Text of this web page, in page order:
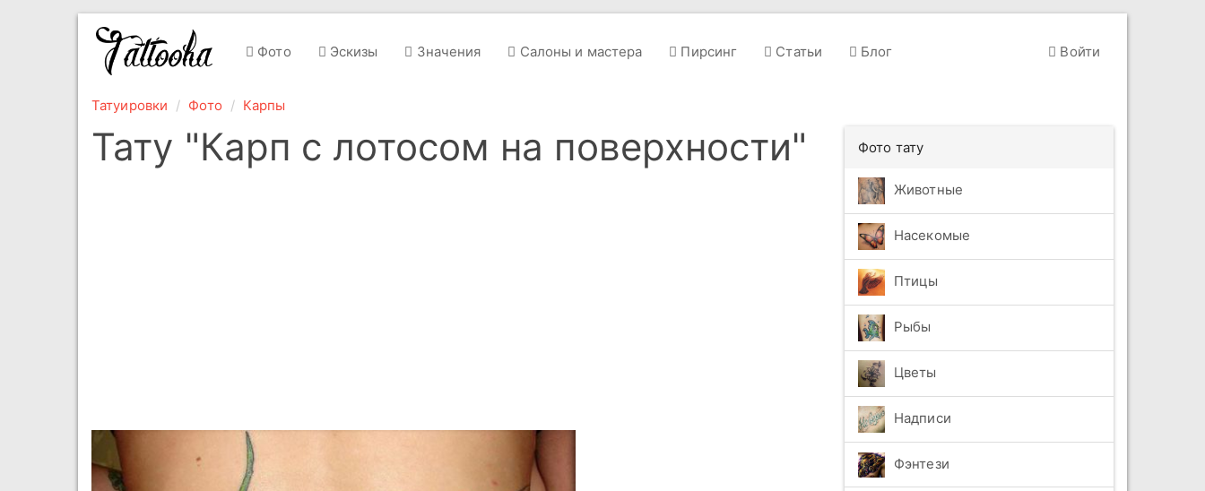
Фото Эскизы Значения Салоны и мастера Пирсинг Статьи Блог Войти
Татуировки Фото Карпы
Тату "Карп с лотосом на поверхности" Фото тату
Животные
Насекомые
Птицы
Рыбы
Цветы
Надписи
Фэнтези